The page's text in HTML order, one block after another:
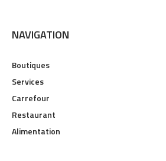
NAVIGATION
Boutiques
Services
Carrefour
Restaurant
Alimentation